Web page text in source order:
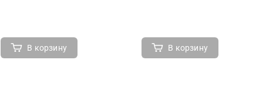
В корзину В корзину